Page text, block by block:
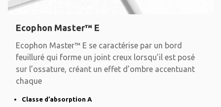
Ecophon Master™ E
Ecophon Master™ E se caractérise par un bord
feuilluré qui forme un joint creux lorsqu’il est posé
sur l’ossature, créant un effet d’ombre accentuant
chaque
Classe d’absorption A